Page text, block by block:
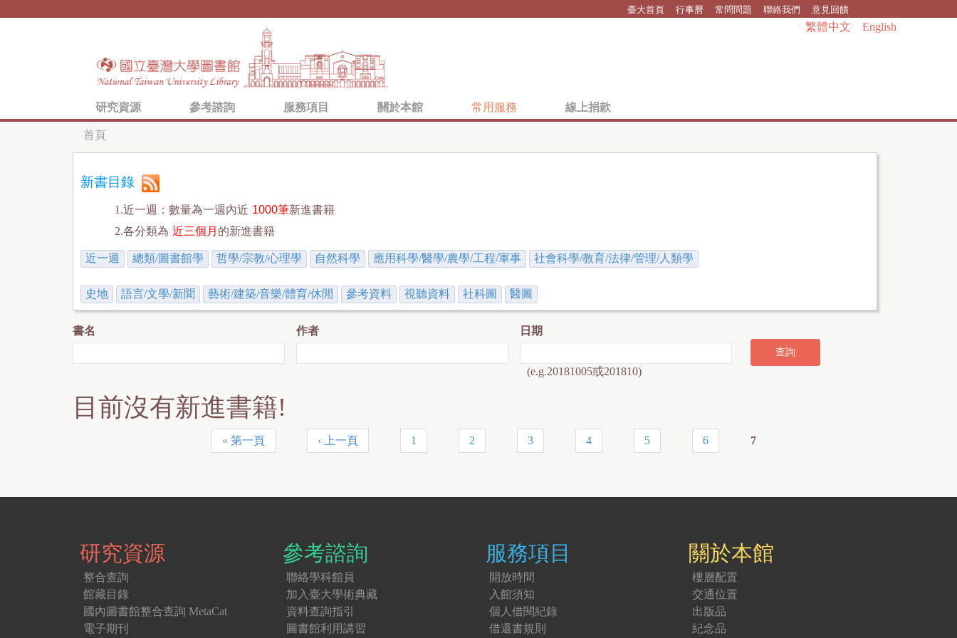
臺大首頁 行事曆 常問問題 聯絡我們 意見回饋
繁體中文 English
研究資源 參考諮詢 服務項目 關於本館 常用服務 線上捐款
您
在
首頁
新書目錄
1.近一週：數量為一週內近 1000筆新進書籍
2.各分類為 近三個月 的新進書籍
近一週 總類/圖書館學 哲學/宗教/心理學 自然科學 應用科學/醫學/農學/工程/軍事 社會科學/教育/法律/管理/人類學
史地 語言/文學/新聞 藝術/建築/音樂/體育/休閒 參考資料 視聽資料 社科圖 醫圖
書名 作者 日期
(e.g.20181005或201810)
目前沒有新進書籍!
« 第一頁 ‹ 上一頁 1 2 3 4 5 6 7
研究資源
整合查詢
館藏目錄
國內圖書館整合查詢 MetaCat
電子期刊
參考諮詢
聯絡學科館員
加入臺大學術典藏
資料查詢指引
圖書館利用講習
服務項目
開放時間
入館須知
個人借閱紀錄
借還書規則
關於本館
樓層配置
交通位置
出版品
紀念品